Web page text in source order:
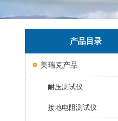
产品目录
美瑞克产品
耐压测试仪
接地电阻测试仪